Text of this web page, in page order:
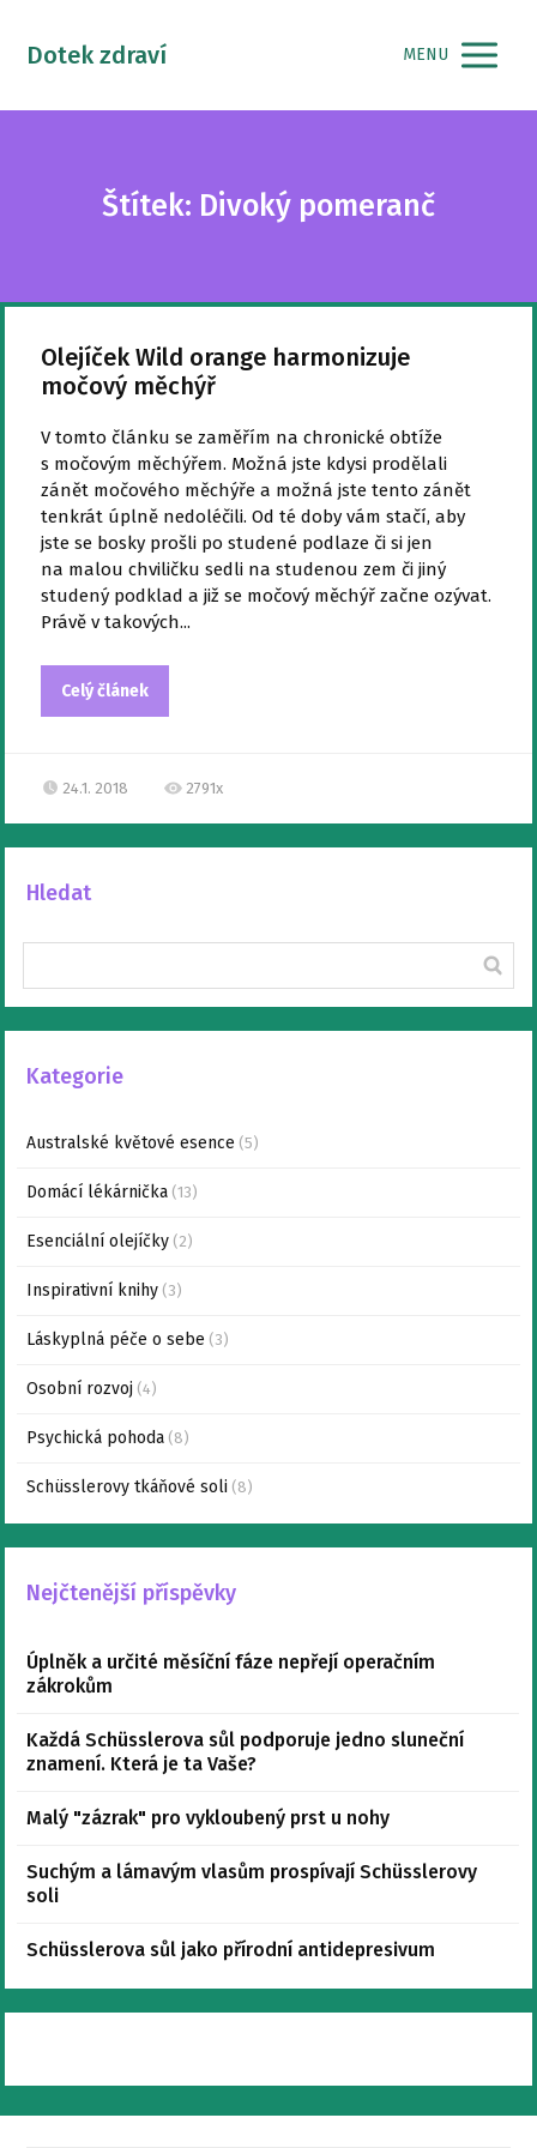
Dotek zdraví MENU
Štítek: Divoký pomeranč
Olejíček Wild orange harmonizuje
močový měchýř
V tomto článku se zaměřím na chronické obtíže
s močovým měchýřem. Možná jste kdysi prodělali
zánět močového měchýře a možná jste tento zánět
tenkrát úplně nedoléčili. Od té doby vám stačí, aby
jste se bosky prošli po studené podlaze či si jen
na malou chviličku sedli na studenou zem či jiný
studený podklad a již se močový měchýř začne ozývat.
Právě v takových...
Celý článek
24.1. 2018 2791x
Hledat
Kategorie
Australské květové esence (5)
Domácí lékárnička (13)
Esenciální olejíčky (2)
Inspirativní knihy (3)
Láskyplná péče o sebe (3)
Osobní rozvoj (4)
Psychická pohoda (8)
Schüsslerovy tkáňové soli (8)
Nejčtenější příspěvky
Úplněk a určité měsíční fáze nepřejí operačním
zákrokům
Každá Schüsslerova sůl podporuje jedno sluneční
znamení. Která je ta Vaše?
Malý "zázrak" pro vykloubený prst u nohy
Suchým a lámavým vlasům prospívají Schüsslerovy
soli
Schüsslerova sůl jako přírodní antidepresivum